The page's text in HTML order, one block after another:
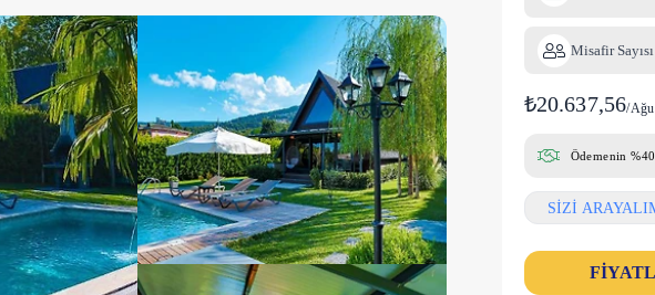
Misafir Sayısı
₺20.637,56/
Ödemenin
SİZİ